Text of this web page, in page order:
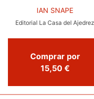
IAN SNAPE
Editorial La Casa del Ajedrez
Comprar por
15,50 €